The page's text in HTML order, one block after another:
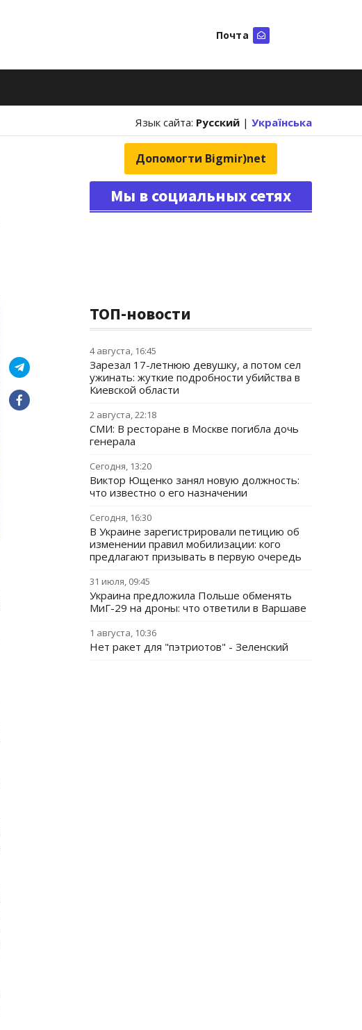
Почта
Язык сайта: Русский | Українська
Допомогти Bigmir)net
Мы в социальных сетях
ТОП-новости
4 августа, 16:45
Зарезал 17-летнюю девушку, а потом сел
ужинать: жуткие подробности убийства в
Киевской области
2 августа, 22:18
СМИ: В ресторане в Москве погибла дочь
генерала
Сегодня, 13:20
Виктор Ющенко занял новую должность:
что известно о его назначении
Сегодня, 16:30
В Украине зарегистрировали петицию об
изменении правил мобилизации: кого
предлагают призывать в первую очередь
31 июля, 09:45
Украина предложила Польше обменять
МиГ-29 на дроны: что ответили в Варшаве
1 августа, 10:36
Нет ракет для "пэтриотов" - Зеленский